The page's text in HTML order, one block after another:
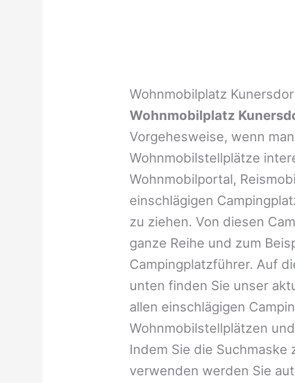
Wohnmobilplatz
Wohnmobilplatz
Vorgehesweise, wenn
Wohnmobilstellplätze
Wohnmobilportal,
einschlägigen
zu ziehen. Von diesen
ganze Reihe und zum
Campingplatzführer. Auf
unten finden Sie unser
allen einschlägigen
Wohnmobilstellplätzen
Indem Sie die Suchmaske
verwenden werden Sie